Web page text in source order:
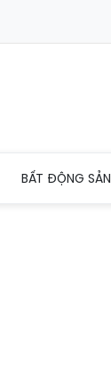
BẤT ĐỘNG SẢN